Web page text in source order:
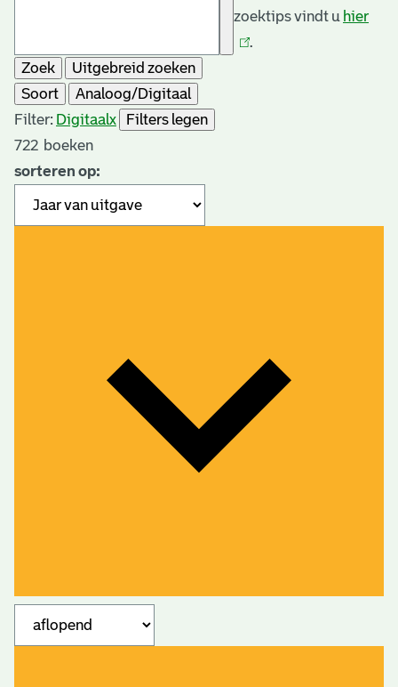
zoektips vindt u hier
.
Zoek
Uitgebreid zoeken
Soort
Analoog/Digitaal
Filter: Digitaalx
Filters legen
722 boeken
sorteren op: